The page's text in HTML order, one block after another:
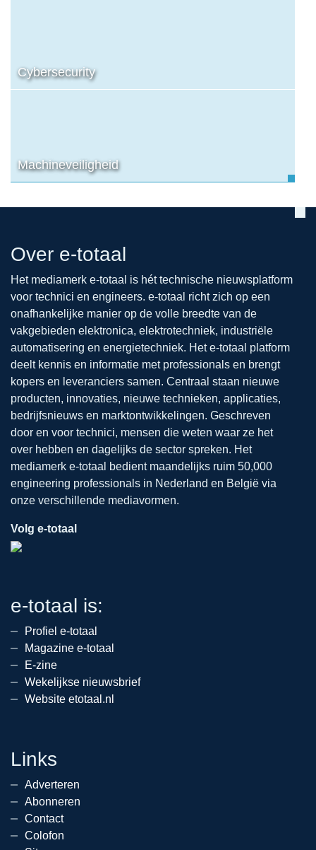
Cybersecurity
Machineveiligheid
Over e-totaal
Het mediamerk e-totaal is hét technische nieuwsplatform
voor technici en engineers. e-totaal richt zich op een
onafhankelijke manier op de volle breedte van de
vakgebieden elektronica, elektrotechniek, industriële
automatisering en energietechniek. Het e-totaal platform
deelt kennis en informatie met professionals en brengt
kopers en leveranciers samen. Centraal staan nieuwe
producten, innovaties, nieuwe technieken, applicaties,
bedrijfsnieuws en marktontwikkelingen. Geschreven
door en voor technici, mensen die weten waar ze het
over hebben en dagelijks de sector spreken. Het
mediamerk e-totaal bedient maandelijks ruim 50,000
engineering professionals in Nederland en België via
onze verschillende mediavormen.
Volg e-totaal
e-totaal is:
Profiel e-totaal
Magazine e-totaal
E-zine
Wekelijkse nieuwsbrief
Website etotaal.nl
Links
Adverteren
Abonneren
Contact
Colofon